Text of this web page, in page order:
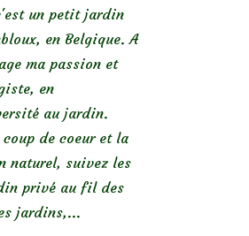
un petit jardin
en Belgique. A
ma passion et
en
au jardin.
de coeur et la
naturel, suivez les
privé au fil des
jardins,...